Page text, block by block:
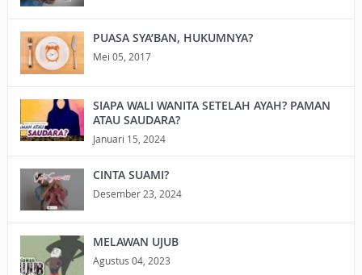
PUASA SYA’BAN, HUKUMNYA?
Mei 05, 2017
SIAPA WALI WANITA SETELAH AYAH? PAMAN
ATAU SAUDARA?
Januari 15, 2024
CINTA SUAMI?
Desember 23, 2024
MELAWAN UJUB
Agustus 04, 2023